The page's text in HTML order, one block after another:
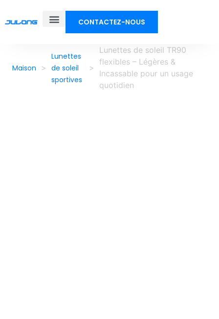
CONTACTEZ-NOUS
Maison >
Lunettes
de soleil
sportives
>
Lunettes de soleil TR90
flexibles – Légères &
Incassable pour un usage
quotidien